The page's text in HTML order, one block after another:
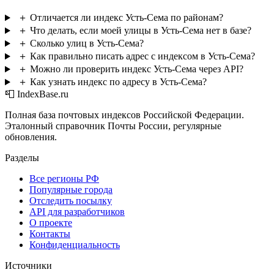
＋ Отличается ли индекс Усть-Сема по районам?
＋ Что делать, если моей улицы в Усть-Сема нет в базе?
＋ Сколько улиц в Усть-Сема?
＋ Как правильно писать адрес с индексом в Усть-Сема?
＋ Можно ли проверить индекс Усть-Сема через API?
＋ Как узнать индекс по адресу в Усть-Сема?
📮 IndexBase.ru
Полная база почтовых индексов Российской Федерации.
Эталонный справочник Почты России, регулярные
обновления.
Разделы
Все регионы РФ
Популярные города
Отследить посылку
API для разработчиков
О проекте
Контакты
Конфиденциальность
Источники